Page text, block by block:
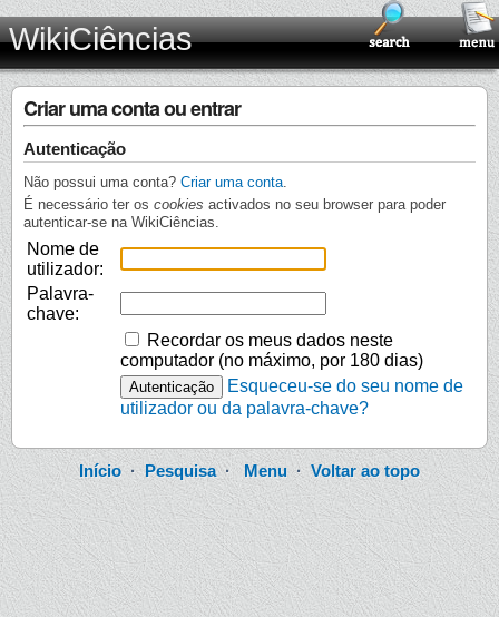
WikiCiências
Criar uma conta ou entrar
Autenticação
Não possui uma conta? Criar uma conta
É necessário ter os cookies activados no seu browser para poder
autenticar-se na WikiCiências.
Nome de
utilizador:
Palavra-
chave:
Recordar os meus dados neste
computador (no máximo, por 180 dias)
Esqueceu-se do seu nome de
utilizador ou da palavra-chave?
Início· Pesquisa·Menu ·Voltar ao topo